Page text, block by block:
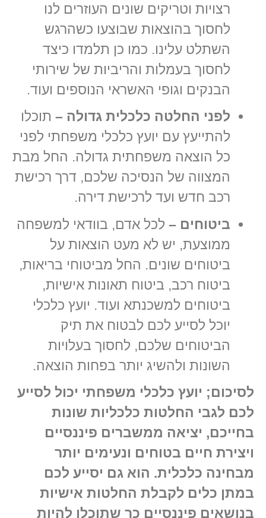
רצויות וטריקים שונים העוזרים לנו
לחסוך בהוצאות שבוצעו כשהרגש
השתלט עלינו. כמו כן תלמדו כיצד
לחסוך בעמלות והריביות של שירותי
הבנקים וגופי האשראי הנוספים ועוד.
לפני החלטה כלכלית גדולה – תוכלו
להתייעץ עם יועץ כלכלי משפחתי לפני
כל הוצאה משפחתית גדולה. החל מבת
המצווה של הנסיכה שלכם, דרך רכישת
רכב חדש ועד לרכישת דירה.
ביטוחים – לכל אדם, בוודאי למשפחה
ממוצעת, יש לא מעט הוצאות על
ביטוחים שונים. החל מביטוחי בריאות,
ביטוח רכב, ביטוח תאונות אישיות,
ביטוחים למשכנתא ועוד. יועץ כלכלי
יוכל לסייע לכם לבטוח את תיק
הביטוחים שלכם, לחסוך בעלויות
השונות ולהשיג יותר בפחות הוצאה.
לסיכום; יועץ כלכלי משפחתי יכול לסייע
לכם לגבי החלטות כלכליות שונות
בחייכם, יציאה ממשברים פיננסיים
ויצירת חיים בטוחים ונעימים יותר
מבחינה כלכלית. הוא גם יסייע לכם
במתן כלים לקבלת החלטות אישיות
בנושאים פיננסיים כך שתוכלו להיות